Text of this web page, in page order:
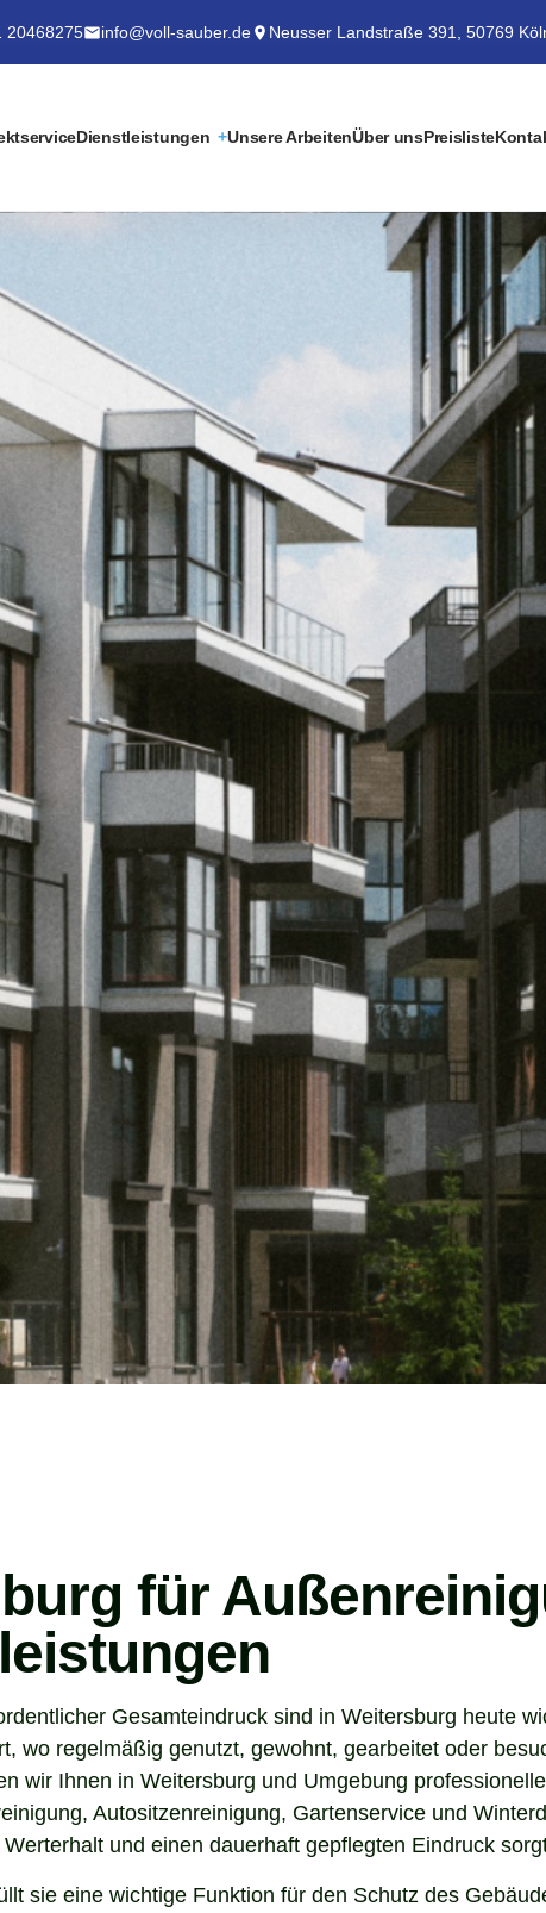
20468275 info@voll-sauber.de Neusser Landstraße 391, 50769
Dienstleistungen Unsere ArbeitenÜber unsPreisliste
für
Gesamteindruck sind in Weitersburg heute
wo regelmäßig genutzt, gewohnt, gearbeitet oder
wir Ihnen in Weitersburg und Umgebung
Autositzenreinigung, Gartenservice und
und einen dauerhaft gepflegten Eindruck
sie eine wichtige Funktion für den Schutz des